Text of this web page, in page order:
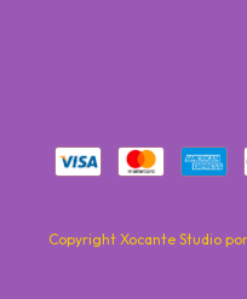
Copyright Xocante Studio